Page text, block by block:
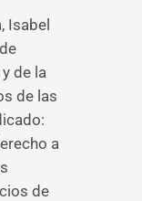
Isabel
de la
de las
a
de